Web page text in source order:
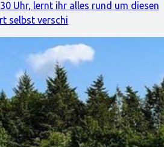
Uhr, lernt ihr alles rund um diesen
selbst verschi